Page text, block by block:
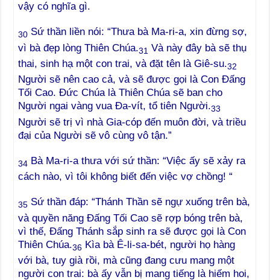
vậy có nghĩa gì.
30 Sứ thần liền nói: “Thưa bà Ma-ri-a, xin đừng sợ,
vì bà đẹp lòng Thiên Chúa.31 Và này đây bà sẽ thụ
thai, sinh hạ một con trai, và đặt tên là Giê-su.32
Người sẽ nên cao cả, và sẽ được gọi là Con Đấng
Tối Cao. Đức Chúa là Thiên Chúa sẽ ban cho
Người ngai vàng vua Đa-vít, tổ tiên Người.33
Người sẽ trị vì nhà Gia-cóp đến muôn đời, và triều
đại của Người sẽ vô cùng vô tận.”
34 Bà Ma-ri-a thưa với sứ thần: “Việc ấy sẽ xảy ra
cách nào, vì tôi không biết đến việc vợ chồng! “
35 Sứ thần đáp: “Thánh Thần sẽ ngự xuống trên bà,
và quyền năng Đấng Tối Cao sẽ rợp bóng trên bà,
vì thế, Đấng Thánh sắp sinh ra sẽ được gọi là Con
Thiên Chúa.36 Kìa bà Ê-li-sa-bét, người họ hàng
với bà, tuy già rồi, mà cũng đang cưu mang một
người con trai: bà ấy vẫn bị mang tiếng là hiếm hoi,